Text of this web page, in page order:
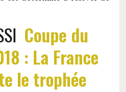
Coupe du
: La France
le trophée